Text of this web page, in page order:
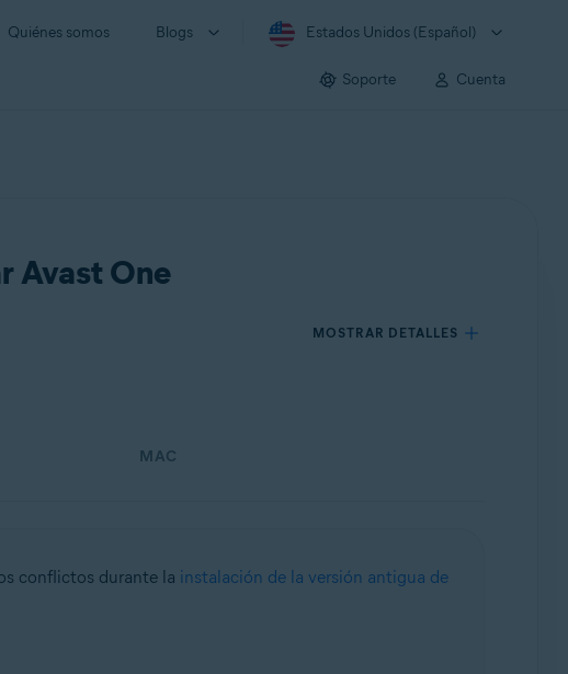
Quiénes somos Blogs Estados Unidos (Español)
Soporte Cuenta
Avast One
MOSTRAR DETALLES
MAC
conflictos durante la instalación de la versión antigua de